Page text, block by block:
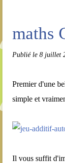
maths
Publié le 8 juillet
Premier d'une
simple et
Il vous suffit